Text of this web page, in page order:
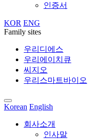
인증서
KOR ENG
Family sites
우리디에스
우리에이치큐
씨지오
우리스마트바이오
Korean English
회사소개
인사말